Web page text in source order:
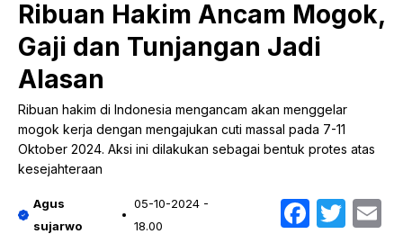
Ribuan Hakim Ancam Mogok,
Gaji dan Tunjangan Jadi
Alasan
Ribuan hakim di Indonesia mengancam akan menggelar
mogok kerja dengan mengajukan cuti massal pada 7-11
Oktober 2024. Aksi ini dilakukan sebagai bentuk protes atas
kesejahteraan
Agus
sujarwo
05-10-2024 -
18.00